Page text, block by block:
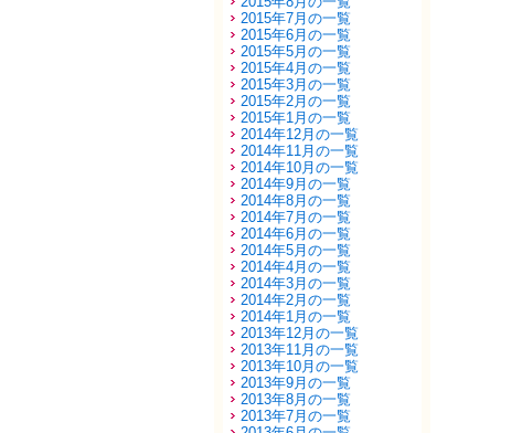
2015年7月の一覧
2015年6月の一覧
2015年5月の一覧
2015年4月の一覧
2015年3月の一覧
2015年2月の一覧
2015年1月の一覧
2014年12月の一覧
2014年11月の一覧
2014年10月の一覧
2014年9月の一覧
2014年8月の一覧
2014年7月の一覧
2014年6月の一覧
2014年5月の一覧
2014年4月の一覧
2014年3月の一覧
2014年2月の一覧
2014年1月の一覧
2013年12月の一覧
2013年11月の一覧
2013年10月の一覧
2013年9月の一覧
2013年8月の一覧
2013年7月の一覧